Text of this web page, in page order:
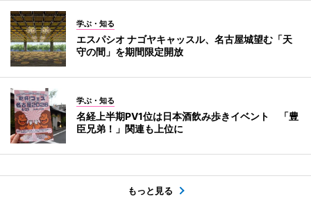
学ぶ・知る
エスパシオ ナゴヤキャッスル、名古屋城望む「天
守の間」を期間限定開放
学ぶ・知る
名経上半期PV1位は日本酒飲み歩きイベント 「豊
臣兄弟！」関連も上位に
もっと見る